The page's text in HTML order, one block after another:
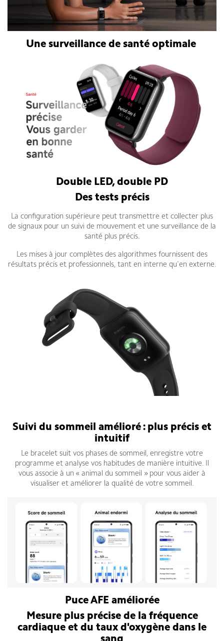
Une surveillance de santé optimale
Double LED, double PD
Des tests précis
La configuration supérieure peut transmettre et collecter plus
de signaux pour un suivi de mouvement et une surveillance de la
santé plus précis.
Les mises à jour complètes des algorithmes fournissent des
résultats précis et professionnels, tant en interne qu'en externe.
Suivi du sommeil amélioré : plus précis et
intuitif
Le bracelet suit vos phases de sommeil, enregistre votre
programme et analyse vos habitudes de manière intuitive. Il
vous associe à un « animal du sommeil » pour vous aider à
visualiser et améliorer la qualité de votre sommeil.
Puce AFE améliorée
Mesure plus précise de la fréquence
cardiaque et du taux d'oxygène dans le